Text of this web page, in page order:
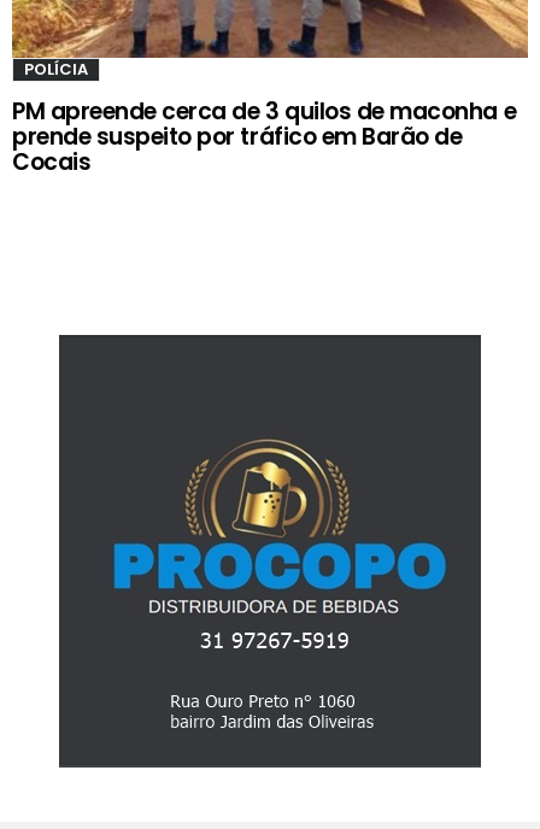
POLÍCIA
PM apreende cerca de 3 quilos de maconha e
prende suspeito por tráfico em Barão de
Cocais